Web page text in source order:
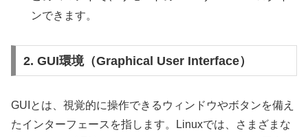
ンできます。
2. GUI環境（Graphical User Interface）
GUIとは、視覚的に操作できるウィンドウやボタンを備え
たインターフェースを指します。Linuxでは、さまざまな